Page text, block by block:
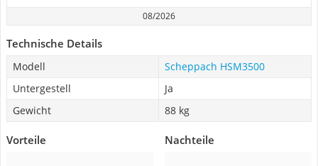
08/2026
Technische Details
Modell
Scheppach HSM3500
Untergestell
Ja
Gewicht
88 kg
Vorteile Nachteile